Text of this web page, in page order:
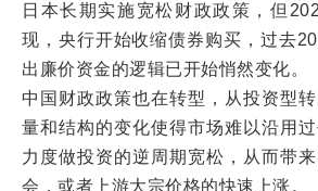
日本长期实施宽松财政政策，但
现，央行开始收缩债券购买，过去
出廉价资金的逻辑已开始悄然变化。
中国财政政策也在转型，从投资型
量和结构的变化使得市场难以沿用
力度做投资的逆周期宽松，从而带
会，或者上游大宗价格的快速上涨。